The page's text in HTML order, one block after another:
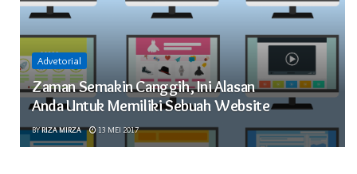
Advetorial
Zaman Semakin Canggih, Ini Alasan
Anda Untuk Memiliki Sebuah Website
BYRIZA MIRZA 13 MEI 2017